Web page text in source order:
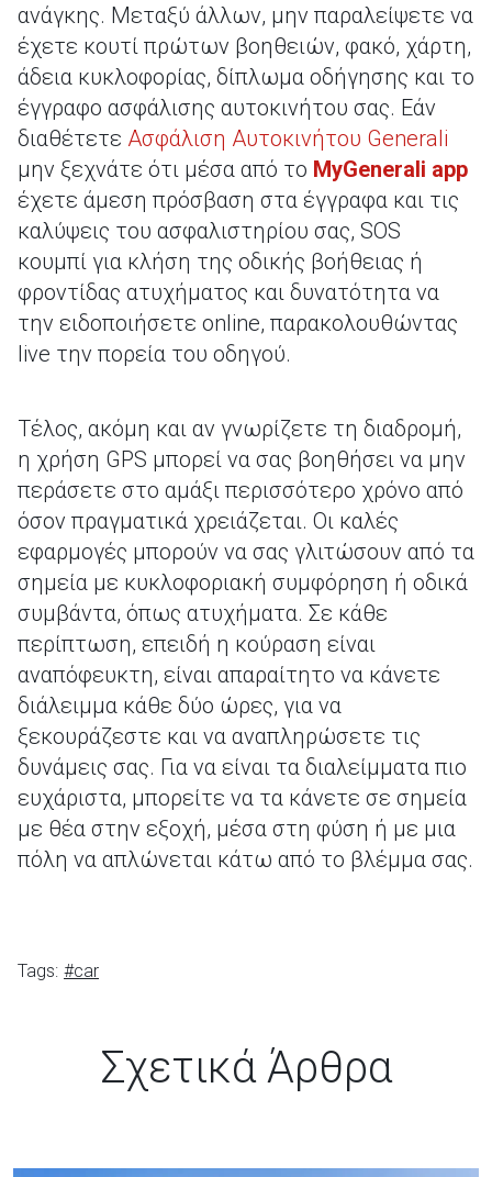
ανάγκης. Μεταξύ άλλων, μην παραλείψετε να
έχετε κουτί πρώτων βοηθειών, φακό, χάρτη,
άδεια κυκλοφορίας, δίπλωμα οδήγησης και το
έγγραφο ασφάλισης αυτοκινήτου σας. Εάν
διαθέτετε Ασφάλιση Αυτοκινήτου Generali
μην ξεχνάτε ότι μέσα από το MyGenerali app
έχετε άμεση πρόσβαση στα έγγραφα και τις
καλύψεις του ασφαλιστηρίου σας, SOS
κουμπί για κλήση της οδικής βοήθειας ή
φροντίδας ατυχήματος και δυνατότητα να
την ειδοποιήσετε online, παρακολουθώντας
live την πορεία του οδηγού.
Τέλος, ακόμη και αν γνωρίζετε τη διαδρομή,
η χρήση GPS μπορεί να σας βοηθήσει να μην
περάσετε στο αμάξι περισσότερο χρόνο από
όσον πραγματικά χρειάζεται. Οι καλές
εφαρμογές μπορούν να σας γλιτώσουν από τα
σημεία με κυκλοφοριακή συμφόρηση ή οδικά
συμβάντα, όπως ατυχήματα. Σε κάθε
περίπτωση, επειδή η κούραση είναι
αναπόφευκτη, είναι απαραίτητο να κάνετε
διάλειμμα κάθε δύο ώρες, για να
ξεκουράζεστε και να αναπληρώσετε τις
δυνάμεις σας. Για να είναι τα διαλείμματα πιο
ευχάριστα, μπορείτε να τα κάνετε σε σημεία
με θέα στην εξοχή, μέσα στη φύση ή με μια
πόλη να απλώνεται κάτω από το βλέμμα σας.
Tags: #car
Σχετικά Άρθρα